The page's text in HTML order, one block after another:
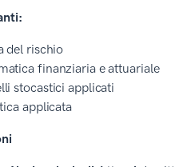
del rischio
finanziaria e attuariale
stocastici applicati
applicata